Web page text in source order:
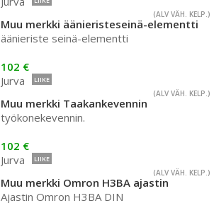
(ALV VÄH. KELP.)
Muu merkki äänieristeseinä-elementti
äänieriste seinä-elementti
102 €
Jurva
LIIKE
(ALV VÄH. KELP.)
Muu merkki Taakankevennin
työkonekevennin.
102 €
Jurva
LIIKE
(ALV VÄH. KELP.)
Muu merkki Omron H3BA ajastin
Ajastin Omron H3BA DIN